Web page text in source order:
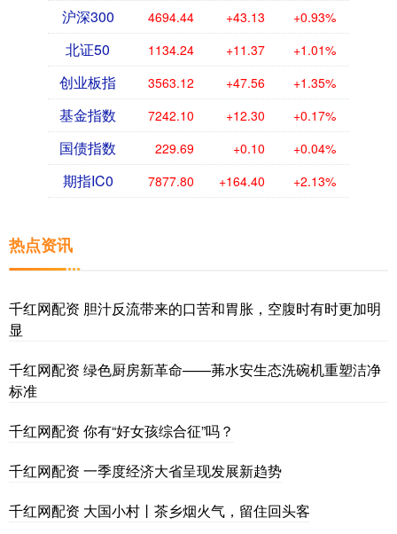
沪深300 4694.44 +43.13 +0.93%
北证50 1134.24 +11.37 +1.01%
创业板指 3563.12 +47.56 +1.35%
基金指数 7242.10 +12.30 +0.17%
国债指数 229.69 +0.10 +0.04%
期指IC0 7877.80 +164.40 +2.13%
热点资讯
千红网配资 胆汁反流带来的口苦和胃胀，空腹时有时更加明
显
千红网配资 绿色厨房新革命——茀水安生态洗碗机重塑洁净
标准
千红网配资 你有“好女孩综合征”吗？
千红网配资 一季度经济大省呈现发展新趋势
千红网配资 大国小村丨茶乡烟火气，留住回头客